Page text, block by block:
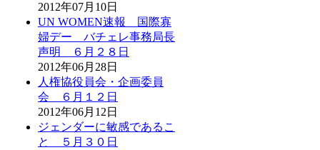
2012年07月10日
UN WOMEN速報 国際寡
婦デー バチェレ事務局長
声明 ６月２８日
2012年06月28日
人権協役員会・企画委員
会 ６月１２日
2012年06月12日
ジェンダーに敏感であるこ
と ５月３０日